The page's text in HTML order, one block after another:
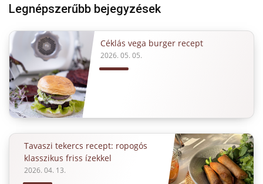
Legnépszerűbb bejegyzések
Céklás vega burger recept
2026. 05. 05.
Tavaszi tekercs recept: ropogós
klasszikus friss ízekkel
2026. 04. 13.